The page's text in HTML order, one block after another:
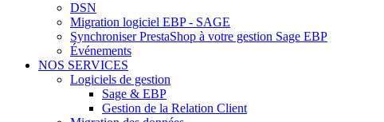
DSN
Migration logiciel EBP - SAGE
Synchroniser PrestaShop à votre gestion Sage EBP
Événements
NOS SERVICES
Logiciels de gestion
Sage & EBP
Gestion de la Relation Client